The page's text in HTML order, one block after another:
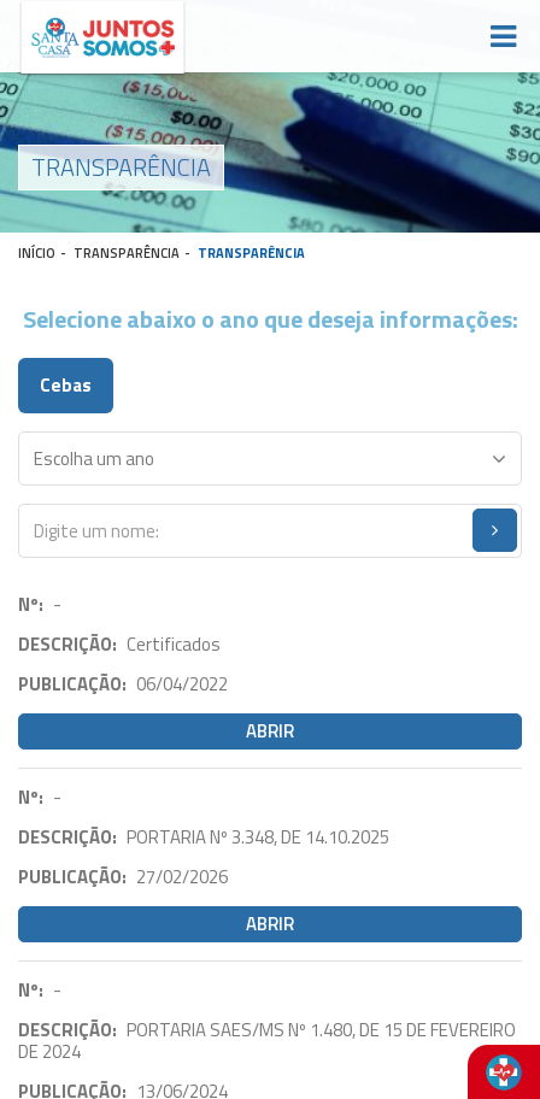
TRANSPARÊNCIA
INÍCIO - TRANSPARÊNCIA - TRANSPARÊNCIA
Selecione abaixo o ano que deseja informações:
Cebas
Nº: -
DESCRIÇÃO: Certificados
PUBLICAÇÃO: 06/04/2022
ABRIR
Nº: -
DESCRIÇÃO: PORTARIA Nº 3.348, DE 14.10.2025
PUBLICAÇÃO: 27/02/2026
ABRIR
Nº: -
DESCRIÇÃO: PORTARIA SAES/MS Nº 1.480, DE 15 DE FEVEREIRO
DE 2024
PUBLICAÇÃO: 13/06/2024